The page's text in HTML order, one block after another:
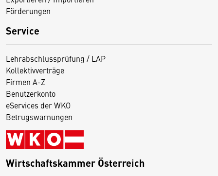
Förderungen
Service
Lehrabschlussprüfung / LAP
Kollektivverträge
Firmen A-Z
Benutzerkonto
eServices der WKO
Betrugswarnungen
Wirtschaftskammer Österreich